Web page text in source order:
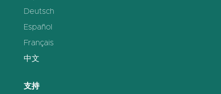
Deutsch
Español
Français
中文
支持